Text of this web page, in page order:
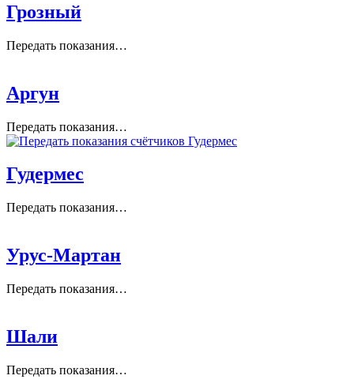
Грозный
Передать показания…
Аргун
Передать показания…
Гудермес
Передать показания…
Урус-Мартан
Передать показания…
Шали
Передать показания…